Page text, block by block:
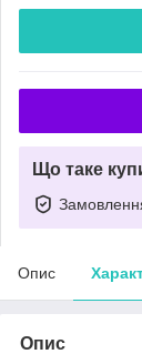
Що таке
Опис
Опис